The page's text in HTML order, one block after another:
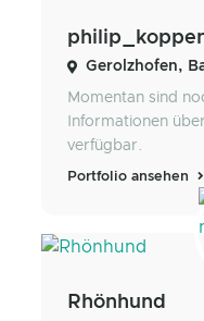
Gerolzhofen,
Momentan sind
Informationen
verfügbar.
Portfolio ansehen
Rhönhund